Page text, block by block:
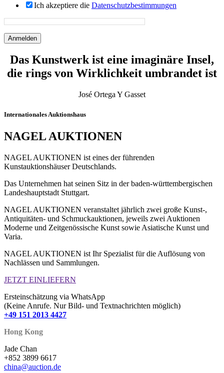
Ich akzeptiere die Datenschutzbestimmungen
Anmelden
Das Kunstwerk ist eine imaginäre Insel,
die rings von Wirklichkeit umbrandet ist
José Ortega Y Gasset
Internationales Auktionshaus
NAGEL AUKTIONEN
NAGEL AUKTIONEN ist eines der führenden
Kunstauktionshäuser Deutschlands.
Das Unternehmen hat seinen Sitz in der baden-württembergischen
Landeshauptstadt Stuttgart.
NAGEL AUKTIONEN veranstaltet jährlich zwei große Kunst-,
Antiquitäten- und Schmuckauktionen, jeweils zwei Auktionen
Moderne und Zeitgenössische Kunst sowie Asiatische Kunst und
Varia.
NAGEL AUKTIONEN ist Ihr Spezialist für die Auflösung von
Nachlässen und Sammlungen.
JETZT EINLIEFERN
Ersteinschätzung via WhatsApp
(Keine Anrufe. Nur Bild- und Textnachrichten möglich)
+49 151 2013 4427
Hong Kong
Jade Chan
+852 3899 6617
china@auction.de